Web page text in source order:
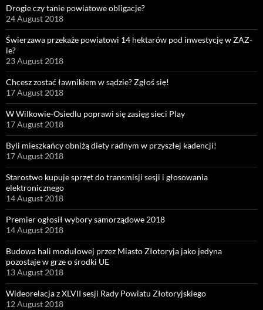
Drogie czy tanie powiatowe obligacje?
24 August 2018
Świerzawa przekaże powiatowi 14 hektarów pod inwestycję w ZAZ-
ie?
23 August 2018
Chcesz zostać ławnikiem w sądzie? Zgłoś się!
17 August 2018
W Wilkowie-Osiedlu poprawi się zasięg sieci Play
17 August 2018
Byli mieszkańcy obniżą diety radnym w przyszłej kadencji!
17 August 2018
Starostwo kupuje sprzęt do transmisji sesji i głosowania
elektronicznego
14 August 2018
Premier ogłosił wybory samorządowe 2018
14 August 2018
Budowa hali modułowej przez Miasto Złotoryja jako jedyna
pozostaje w grze o środki UE
13 August 2018
Wideorelacja z XLVII sesji Rady Powiatu Złotoryjskiego
12 August 2018